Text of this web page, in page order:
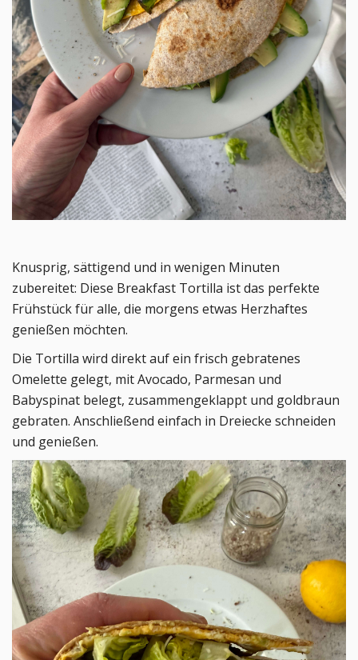
Knusprig, sättigend und in wenigen Minuten
zubereitet: Diese Breakfast Tortilla ist das perfekte
Frühstück für alle, die morgens etwas Herzhaftes
genießen möchten.
Die Tortilla wird direkt auf ein frisch gebratenes
Omelette gelegt, mit Avocado, Parmesan und
Babyspinat belegt, zusammengeklappt und goldbraun
gebraten. Anschließend einfach in Dreiecke schneiden
und genießen.